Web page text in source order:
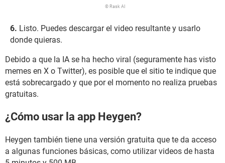
© Rask AI
Listo. Puedes descargar el video resultante y usarlo
donde quieras.
Debido a que la IA se ha hecho viral (seguramente has visto
memes en X o Twitter), es posible que el sitio te indique que
está sobrecargado y que por el momento no realiza pruebas
gratuitas.
¿Cómo usar la app Heygen?
Heygen también tiene una versión gratuita que te da acceso
a algunas funciones básicas, como utilizar videos de hasta